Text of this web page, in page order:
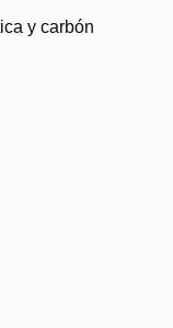
y carbón